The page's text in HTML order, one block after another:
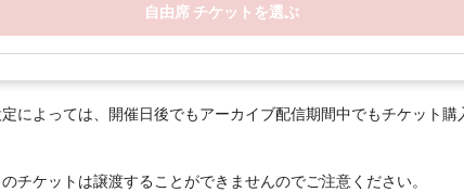
自由席 チケットを選ぶ
によっては、開催日後でもアーカイブ配信期間中でもチケット購
チケットは譲渡することができませんのでご注意ください。